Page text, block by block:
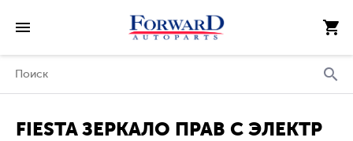
FIESTA ЗЕРКАЛО ПРАВ С ЭЛЕКТР